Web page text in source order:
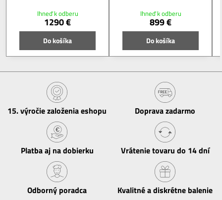
Ihneď k odberu
1290 €
Do košíka
Ihneď k odberu
899 €
Do košíka
15​. výročie založenia eshopu Doprava zadarmo
Platba aj na dobierku Vrátenie tovaru do 14 dní
Odborný poradca Kvalitné a diskrétne balenie